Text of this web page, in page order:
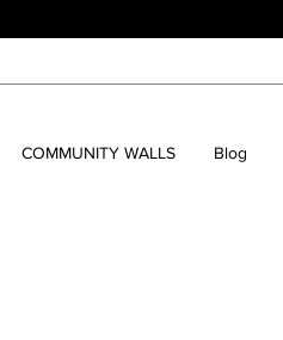
COMMUNITY WALLS Blog